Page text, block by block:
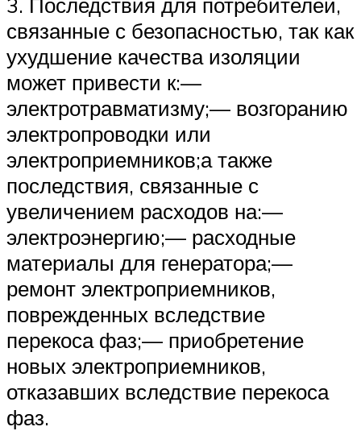
связанные с безопасностью, так как
ухудшение качества изоляции
может привести к:—
электротравматизму;— возгоранию
электропроводки или
электроприемников;а также
последствия, связанные с
увеличением расходов на:—
электроэнергию;— расходные
материалы для генератора;—
ремонт электроприемников,
поврежденных вследствие
перекоса фаз;— приобретение
новых электроприемников,
отказавших вследствие перекоса
фаз.